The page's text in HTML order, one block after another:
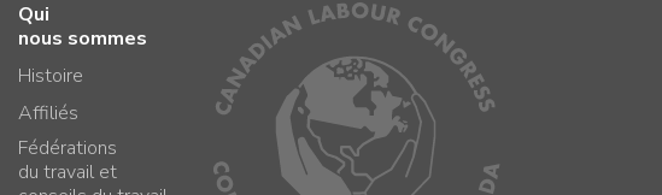
Qui
nous sommes
Histoire
Affiliés
Fédérations
du travail et